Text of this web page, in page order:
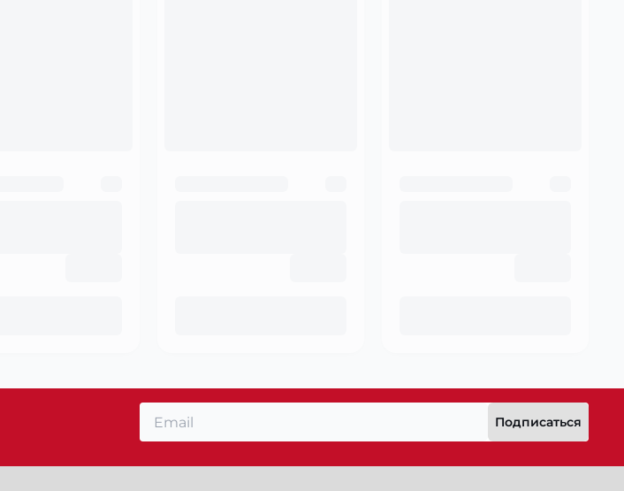
Подписаться